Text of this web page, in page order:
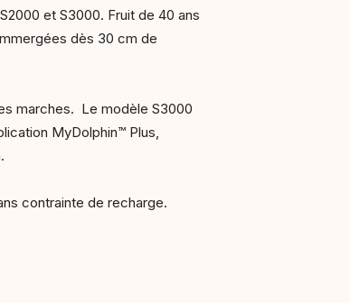
et S3000. Fruit de 40 ans
dès 30 cm de
marches. Le modèle S3000
MyDolphin™ Plus,
contrainte de recharge.